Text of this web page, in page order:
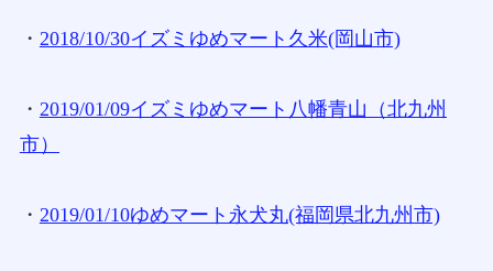
・ 2018/10/30イズミゆめマート久米(岡山市)
・ 2019/01/09イズミゆめマート八幡青山（北九州
市）
・ 2019/01/10ゆめマート永犬丸(福岡県北九州市)